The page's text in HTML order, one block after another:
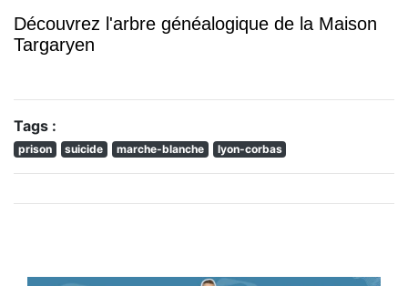
Découvrez l'arbre généalogique de la Maison
Targaryen
Tags :
prison suicide marche-blanche lyon-corbas